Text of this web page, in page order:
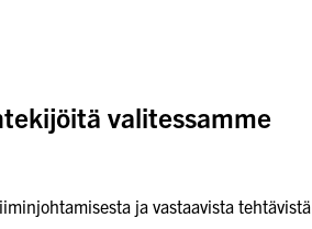
valitessamme
ja vastaavista tehtävistä